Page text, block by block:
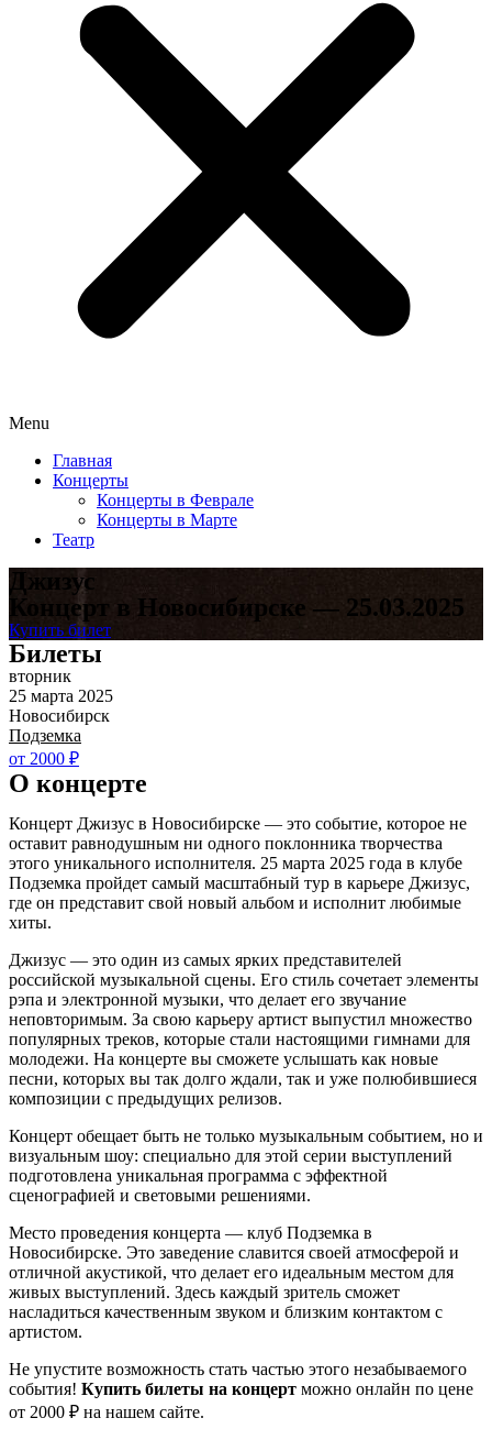
Menu
Главная
Концерты
Концерты в Феврале
Концерты в Марте
Театр
Джизус
Концерт в Новосибирске — 25.03.2025
Купить билет
Билеты
вторник
25 марта 2025
Новосибирск
Подземка
от 2000 ₽
О концерте
Концерт Джизус в Новосибирске — это событие, которое не
оставит равнодушным ни одного поклонника творчества
этого уникального исполнителя. 25 марта 2025 года в клубе
Подземка пройдет самый масштабный тур в карьере Джизус,
где он представит свой новый альбом и исполнит любимые
хиты.
Джизус — это один из самых ярких представителей
российской музыкальной сцены. Его стиль сочетает элементы
рэпа и электронной музыки, что делает его звучание
неповторимым. За свою карьеру артист выпустил множество
популярных треков, которые стали настоящими гимнами для
молодежи. На концерте вы сможете услышать как новые
песни, которых вы так долго ждали, так и уже полюбившиеся
композиции с предыдущих релизов.
Концерт обещает быть не только музыкальным событием, но и
визуальным шоу: специально для этой серии выступлений
подготовлена уникальная программа с эффектной
сценографией и световыми решениями.
Место проведения концерта — клуб Подземка в
Новосибирске. Это заведение славится своей атмосферой и
отличной акустикой, что делает его идеальным местом для
живых выступлений. Здесь каждый зритель сможет
насладиться качественным звуком и близким контактом с
артистом.
Не упустите возможность стать частью этого незабываемого
события! Купить билеты на концерт можно онлайн по цене
от 2000 ₽ на нашем сайте.